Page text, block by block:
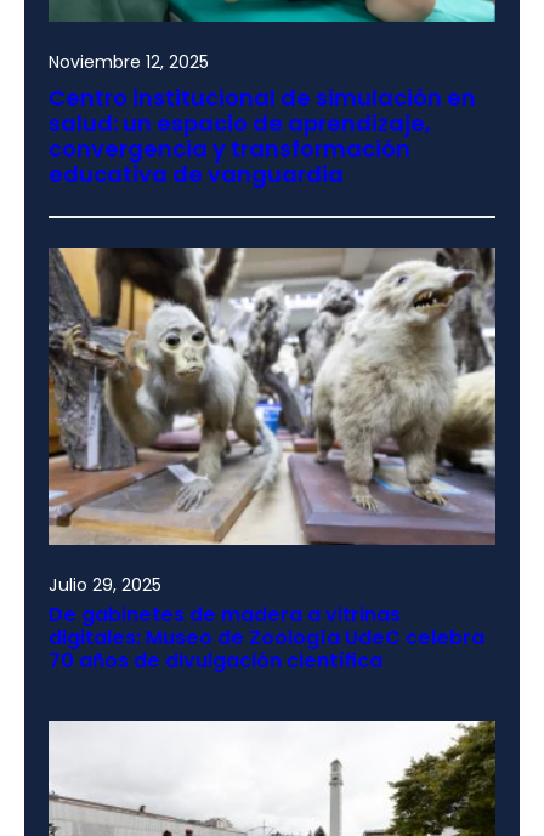
Noviembre 12, 2025
Centro institucional de simulación en
salud: un espacio de aprendizaje,
convergencia y transformación
educativa de vanguardia
Julio 29, 2025
De gabinetes de madera a vitrinas
digitales: Museo de Zoología UdeC celebra
70 años de divulgación científica